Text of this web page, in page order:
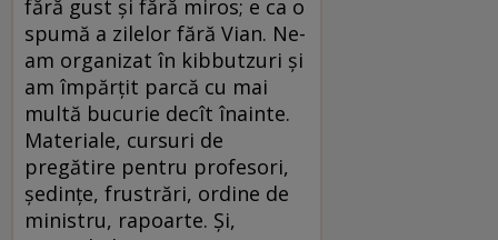
fără gust și fără miros; e ca o
spumă a zilelor fără Vian. Ne-
am organizat în kibbutzuri și
am împărțit parcă cu mai
multă bucurie decît înainte.
Materiale, cursuri de
pregătire pentru profesori,
ședințe, frustrări, ordine de
ministru, rapoarte. Și,